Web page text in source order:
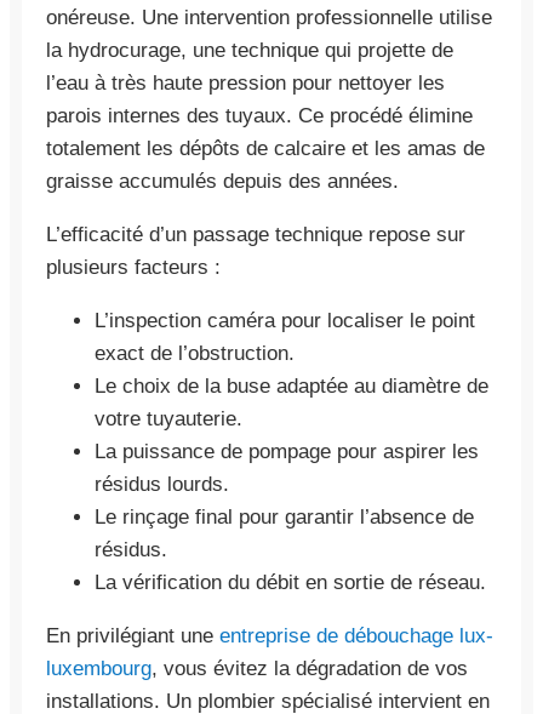
onéreuse. Une intervention professionnelle utilise
la hydrocurage, une technique qui projette de
l’eau à très haute pression pour nettoyer les
parois internes des tuyaux. Ce procédé élimine
totalement les dépôts de calcaire et les amas de
graisse accumulés depuis des années.
L’efficacité d’un passage technique repose sur
plusieurs facteurs :
L’inspection caméra pour localiser le point
exact de l’obstruction.
Le choix de la buse adaptée au diamètre de
votre tuyauterie.
La puissance de pompage pour aspirer les
résidus lourds.
Le rinçage final pour garantir l’absence de
résidus.
La vérification du débit en sortie de réseau.
En privilégiant une entreprise de débouchage lux-
luxembourg, vous évitez la dégradation de vos
installations. Un plombier spécialisé intervient en